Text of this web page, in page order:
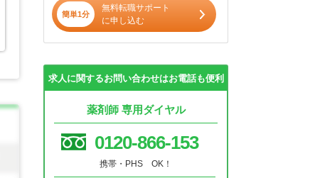
簡単1分
無料転職サポート
に申し込む
求人に関するお問い合わせはお電話も便利
薬剤師 専用ダイヤル
0120-866-153
携帯・PHS OK！